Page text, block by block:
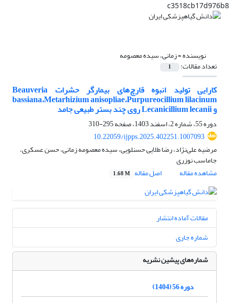
c3518cb17d976b8
نویسنده =زمانی، سیده معصومه
تعداد مقالات: 1
کارایی تولید انبوه قارچ‌های بیمارگر حشرات Beauveria
bassiana،Metarhizium anisopliae،Purpureocillium lilacinum
و Lecanicillium lecanii روی چند بستر طبیعی جامد
دوره 55، شماره 2، اسفند 1403، صفحه
295-310
10.22059/ijpps.2025.402251.1007093
مرضیه علی‌نژاد، رضا طلایی حسنلویی، سیده معصومه زمانی، حسن عسکری،
جاماسب نوزری
مشاهده مقاله
اصل مقاله 1.68 M
مقالات آماده انتشار
شماره جاری
شماره‌های پیشین نشریه
دوره 56 (1404)